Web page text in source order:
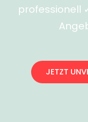
professionell
JETZT